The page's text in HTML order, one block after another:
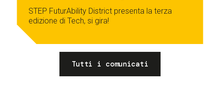
STEP FuturAbility District presenta la terza
edizione di Tech, si gira!
Tutti i comunicati